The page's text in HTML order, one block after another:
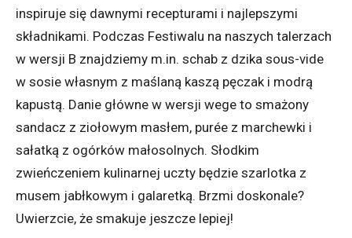
inspiruje się dawnymi recepturami i najlepszymi
składnikami. Podczas Festiwalu na naszych talerzach
w wersji B znajdziemy m.in. schab z dzika sous-vide
w sosie własnym z maślaną kaszą pęczak i modrą
kapustą. Danie główne w wersji wege to smażony
sandacz z ziołowym masłem, purée z marchewki i
sałatką z ogórków małosolnych. Słodkim
zwieńczeniem kulinarnej uczty będzie szarlotka z
musem jabłkowym i galaretką. Brzmi doskonale?
Uwierzcie, że smakuje jeszcze lepiej!